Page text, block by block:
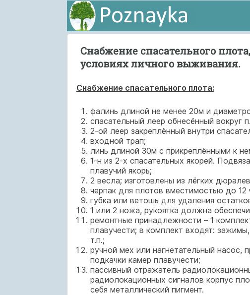
Снабжение спасательного
условиях личного выживания.
Снабжение спасательного плота:
фалинь длиной не менее 20м и
спасательный леер обнесённый вокруг
2-ой леер закреплённый внутри
входной трап;
линь длиной 30м с прикреплёнными к
1-н из 2-х спасательных якорей.
плавучий якорь;
2 весла; изготовлены из лёгких
черпак для плотов вместимостью до 12
губка или ветошь для удаления
1 или 2 ножа, рукоятка должна
ремонтные принадлежности – 1
плавучести; в комплект входят:
т.п.;
ручной мех или нагнетательный насос,
подкачки камер плавучести;
пассивный отражатель
радиолокационных сигналов корпус
себя металлический пигмент.